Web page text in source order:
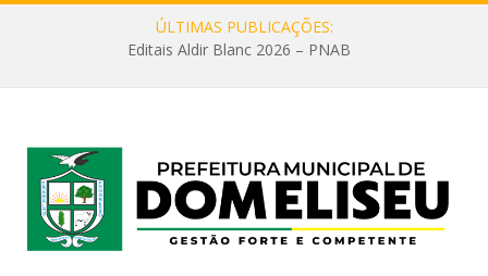
ÚLTIMAS PUBLICAÇÕES:
Editais Aldir Blanc 2026 – PNAB